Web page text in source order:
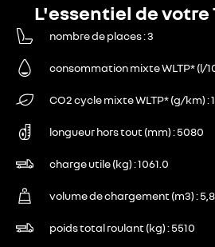
L'essentiel de votre
nombre de places 3
consommation mixte WLTP* (l/
CO2 cycle mixte WLTP* (g/km)
longueur hors tout (mm) 5080
charge utile (kg) 1061.0
volume de chargement (m3) 5,8
poids total roulant (kg) 5510